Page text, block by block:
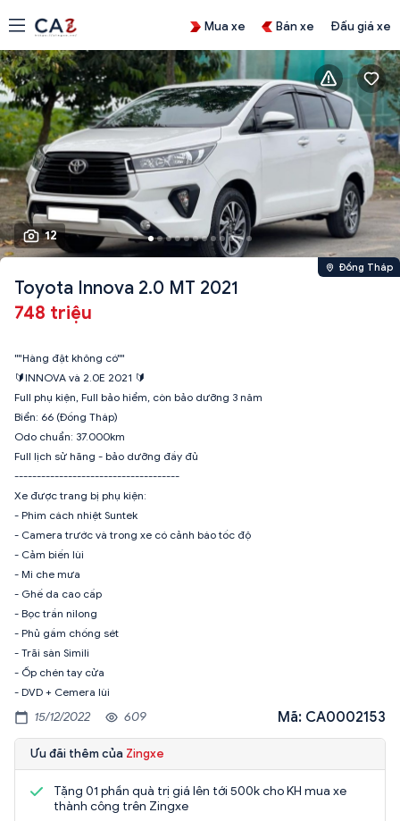
Mua xe Bán xe Đấu giá xe
12
Đồng Tháp
Toyota Innova 2.0 MT 2021
748 triệu
""Hàng đặt không có""
🔰INNOVA và 2.0E 2021 🔰
Full phụ kiện, Full bảo hiểm, còn bảo dưỡng 3 năm
Biển: 66 (Đồng Tháp)
Odo chuẩn: 37.000km
Full lịch sử hãng - bảo dưỡng đầy đủ
-------------------------------------
Xe được trang bị phụ kiện:
- Phim cách nhiệt Suntek
- Camera trước và trong xe có cảnh báo tốc độ
- Cảm biến lùi
- Mi che mưa
- Ghế da cao cấp
- Bọc trần nilong
- Phủ gầm chống sét
- Trãi sàn Simili
- Ốp chén tay cửa
15/12/2022 609 Mã: CA0002153
Ưu đãi thêm của Zingxe
Tặng 01 phần quà trị giá lên tới 500k cho KH mua xe
thành công trên Zingxe